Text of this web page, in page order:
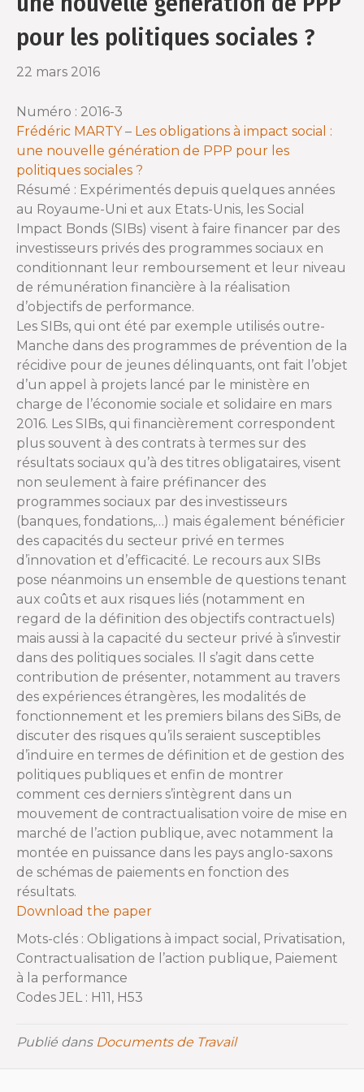
o
k
r
pour les politiques sociales ?
22 mars 2016
Numéro : 2016-3
Frédéric MARTY– Les obligations à impact social :
une nouvelle génération de PPP pour les
politiques sociales ?
Résumé : Expérimentés depuis quelques années
au Royaume-Uni et aux Etats-Unis, les Social
Impact Bonds (SIBs) visent à faire financer par des
investisseurs privés des programmes sociaux en
conditionnant leur remboursement et leur niveau
de rémunération financière à la réalisation
d’objectifs de performance.
Les SIBs, qui ont été par exemple utilisés outre-
Manche dans des programmes de prévention de la
récidive pour de jeunes délinquants, ont fait l’objet
d’un appel à projets lancé par le ministère en
charge de l’économie sociale et solidaire en mars
2016. Les SIBs, qui financièrement correspondent
plus souvent à des contrats à termes sur des
résultats sociaux qu’à des titres obligataires, visent
non seulement à faire préfinancer des
programmes sociaux par des investisseurs
(banques, fondations,…) mais également bénéficier
des capacités du secteur privé en termes
d’innovation et d’efficacité. Le recours aux SIBs
pose néanmoins un ensemble de questions tenant
aux coûts et aux risques liés (notamment en
regard de la définition des objectifs contractuels)
mais aussi à la capacité du secteur privé à s’investir
dans des politiques sociales. Il s’agit dans cette
contribution de présenter, notamment au travers
des expériences étrangères, les modalités de
fonctionnement et les premiers bilans des SiBs, de
discuter des risques qu’ils seraient susceptibles
d’induire en termes de définition et de gestion des
politiques publiques et enfin de montrer
comment ces derniers s’intègrent dans un
mouvement de contractualisation voire de mise en
marché de l’action publique, avec notamment la
montée en puissance dans les pays anglo-saxons
de schémas de paiements en fonction des
résultats.
Download the paper
Mots-clés : Obligations à impact social, Privatisation,
Contractualisation de l’action publique, Paiement
à la performance
Codes JEL : H11, H53
Publié dans Documents de Travail